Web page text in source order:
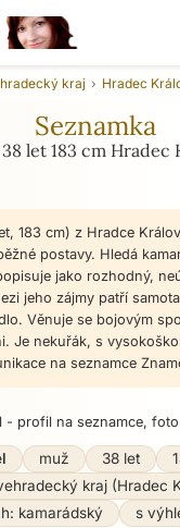
kraj Hradec
Seznamka
let 183 cm Hradec
183 cm) z Hradce
postavy. Hledá
jako rozhodný,
jeho zájmy patří
Věnuje se bojovým
Je nekuřák, s
na seznamce
muž 38 let
kraj (Hradec
kamarádský
s